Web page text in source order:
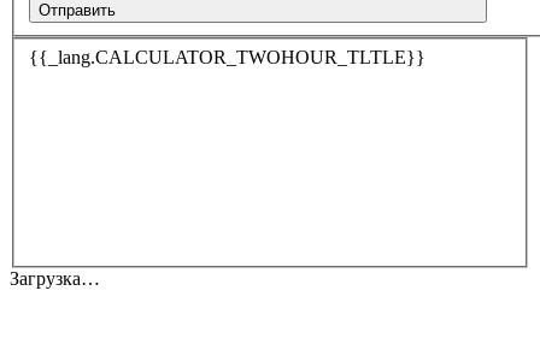
Отправить
{{_lang.CALCULATOR_TWOHOUR_TLTLE}}
Загрузка…